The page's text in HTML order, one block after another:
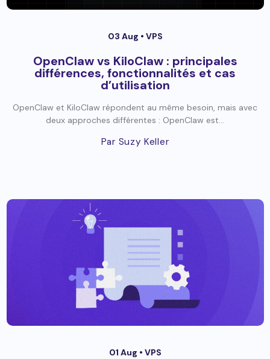
03 Aug • VPS
OpenClaw vs KiloClaw : principales
différences, fonctionnalités et cas
d’utilisation
OpenClaw et KiloClaw répondent au même besoin, mais avec
deux approches différentes : OpenClaw est...
Par Suzy Keller
01 Aug • VPS